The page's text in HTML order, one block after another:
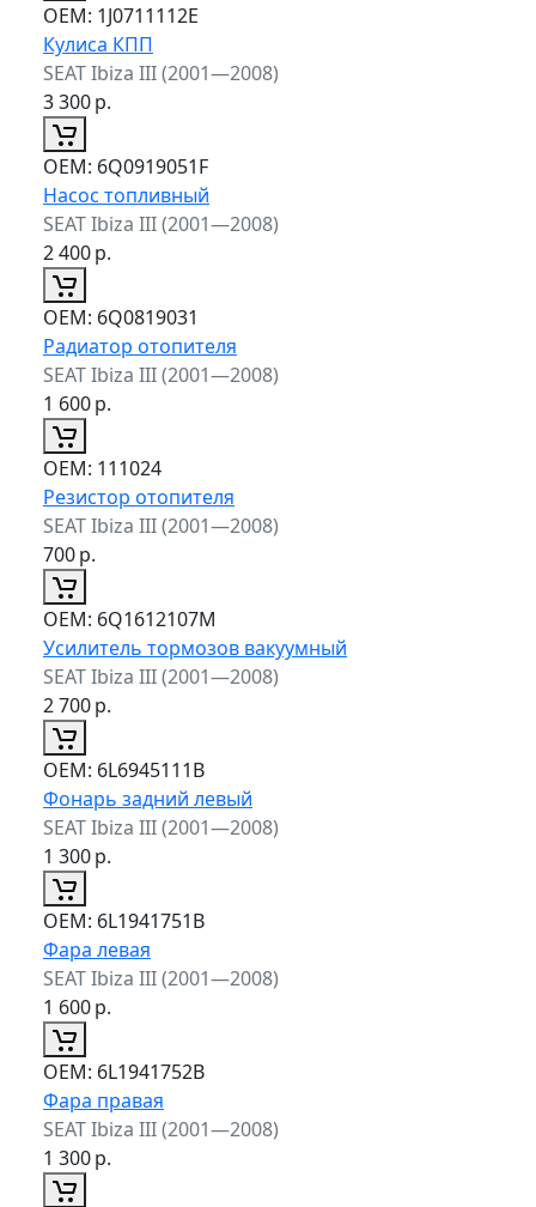
ОЕМ: 1J0711112E
Кулиса КПП
SEAT Ibiza III (2001—2008)
3 300р.
ОЕМ: 6Q0919051F
Насос топливный
SEAT Ibiza III (2001—2008)
2 400р.
ОЕМ: 6Q0819031
Радиатор отопителя
SEAT Ibiza III (2001—2008)
1 600р.
ОЕМ: 111024
Резистор отопителя
SEAT Ibiza III (2001—2008)
700р.
ОЕМ: 6Q1612107M
Усилитель тормозов вакуумный
SEAT Ibiza III (2001—2008)
2 700р.
ОЕМ: 6L6945111B
Фонарь задний левый
SEAT Ibiza III (2001—2008)
1 300р.
ОЕМ: 6L1941751B
Фара левая
SEAT Ibiza III (2001—2008)
1 600р.
ОЕМ: 6L1941752B
Фара правая
SEAT Ibiza III (2001—2008)
1 300р.